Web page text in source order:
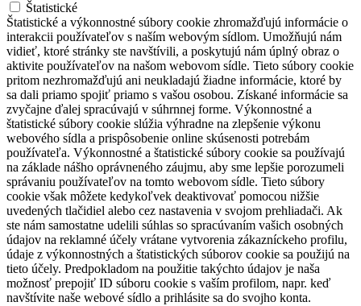
Štatistické
Štatistické a výkonnostné súbory cookie zhromažďujú informácie o
interakcii používateľov s naším webovým sídlom. Umožňujú nám
vidieť, ktoré stránky ste navštívili, a poskytujú nám úplný obraz o
aktivite používateľov na našom webovom sídle. Tieto súbory cookie
pritom nezhromažďujú ani neukladajú žiadne informácie, ktoré by
sa dali priamo spojiť priamo s vašou osobou. Získané informácie sa
zvyčajne ďalej spracúvajú v súhrnnej forme. Výkonnostné a
štatistické súbory cookie slúžia výhradne na zlepšenie výkonu
webového sídla a prispôsobenie online skúsenosti potrebám
používateľa. Výkonnostné a štatistické súbory cookie sa používajú
na základe nášho oprávneného záujmu, aby sme lepšie porozumeli
správaniu používateľov na tomto webovom sídle. Tieto súbory
cookie však môžete kedykoľvek deaktivovať pomocou nižšie
uvedených tlačidiel alebo cez nastavenia v svojom prehliadači. Ak
ste nám samostatne udelili súhlas so spracúvaním vašich osobných
údajov na reklamné účely vrátane vytvorenia zákazníckeho profilu,
údaje z výkonnostných a štatistických súborov cookie sa použijú na
tieto účely. Predpokladom na použitie takýchto údajov je naša
možnosť prepojiť ID súboru cookie s vaším profilom, napr. keď
navštívite naše webové sídlo a prihlásite sa do svojho konta.